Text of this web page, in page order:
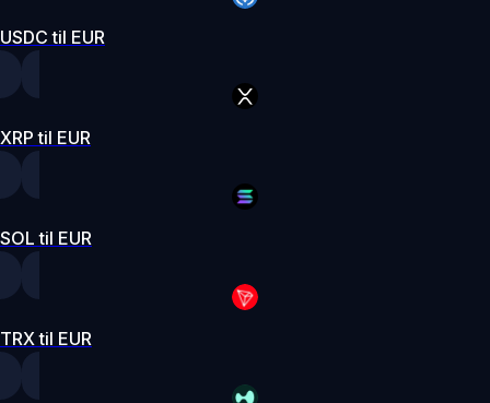
USDC til EUR
XRP til EUR
SOL til EUR
TRX til EUR